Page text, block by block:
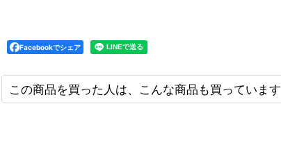
Facebookでシェア
この商品を買った人は、こんな商品も買っています